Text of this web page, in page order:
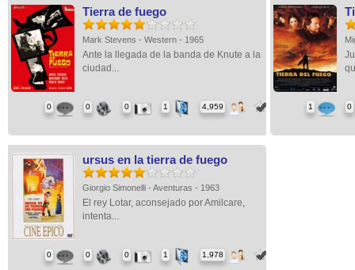
Tierra de fuego
Mark Stevens - Western - 1965
Ante la llegada de la banda de Knute a la
ciudad...
0 0 0 1 4,959 1 0
ursus en la tierra de fuego
Giorgio Simonelli - Aventuras - 1963
El rey Lotar, aconsejado por Amilcare,
intenta...
0 0 0 1 1,978